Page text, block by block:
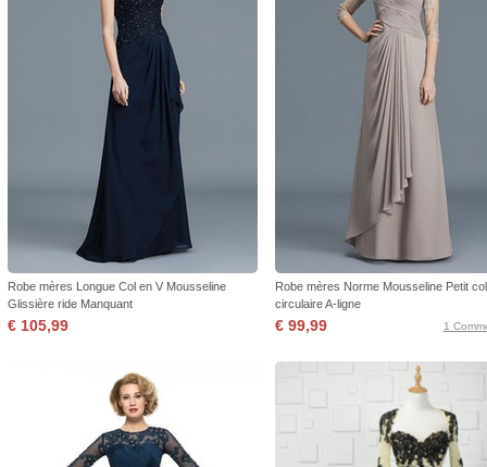
Robe mères Longue Col en V Mousseline
Glissière ride Manquant
€ 105,99
Robe mères Norme Mousseline Petit
circulaire A-ligne
€ 99,99 1